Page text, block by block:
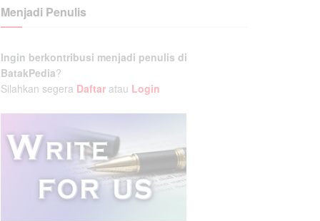
Menjadi Penulis
Ingin berkontribusi menjadi penulis di
BatakPedia?
Silahkan segera Daftar atau Login